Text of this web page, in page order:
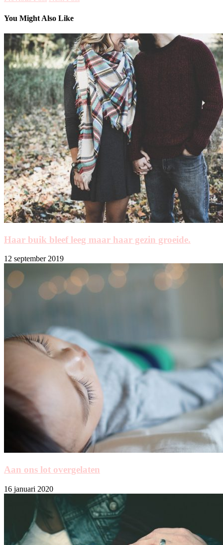
You Might Also Like
Haar buik bleef leeg maar haar gezin groeide.
12 september 2019
Aan ons lot overgelaten
16 januari 2020